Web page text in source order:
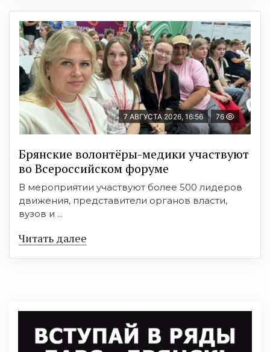
7 АВГУСТА 2026, 16:56 76
Брянские волонтёры-медики участвуют
во Всероссийском форуме
В мероприятии участвуют более 500 лидеров
движения, представители органов власти,
вузов и ...
Читать далее